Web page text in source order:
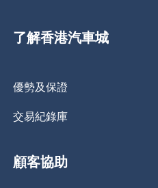
了解香港汽車城
優勢及保證
交易紀錄庫
顧客協助